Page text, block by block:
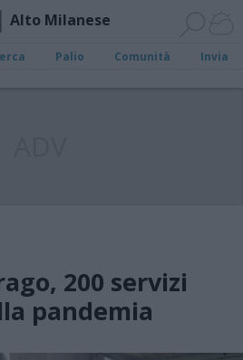
Alto Milanese
Palio Comunità Invia
200 servizi
pandemia